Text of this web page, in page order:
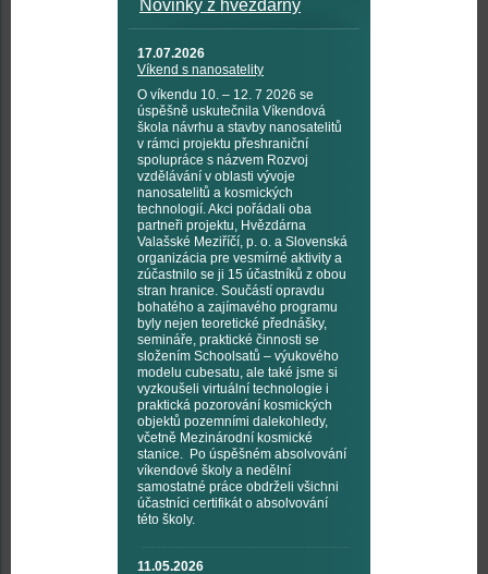
Novinky z hvězdárny
17.07.2026
Víkend s nanosatelity
O víkendu 10. – 12. 7 2026 se
úspěšně uskutečnila Víkendová
škola návrhu a stavby nanosatelitů
v rámci projektu přeshraniční
spolupráce s názvem Rozvoj
vzdělávání v oblasti vývoje
nanosatelitů a kosmických
technologií. Akci pořádali oba
partneři projektu, Hvězdárna
Valašské Meziříčí, p. o. a Slovenská
organizácia pre vesmírné aktivity a
zúčastnilo se ji 15 účastníků z obou
stran hranice. Součástí opravdu
bohatého a zajímavého programu
byly nejen teoretické přednášky,
semináře, praktické činnosti se
složením Schoolsatů – výukového
modelu cubesatu, ale také jsme si
vyzkoušeli virtuální technologie i
praktická pozorování kosmických
objektů pozemními dalekohledy,
včetně Mezinárodní kosmické
stanice. Po úspěšném absolvování
víkendové školy a nedělní
samostatné práce obdrželi všichni
účastníci certifikát o absolvování
této školy.
11.05.2026